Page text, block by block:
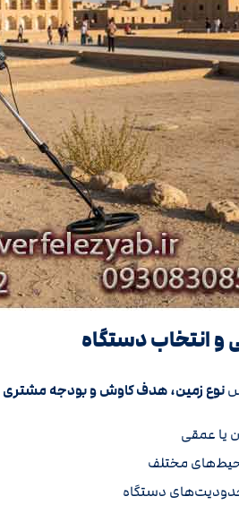
نوع زمین، هدف کاوش و بودجه مشتری
یا عمقی
مختلف
دستگاه